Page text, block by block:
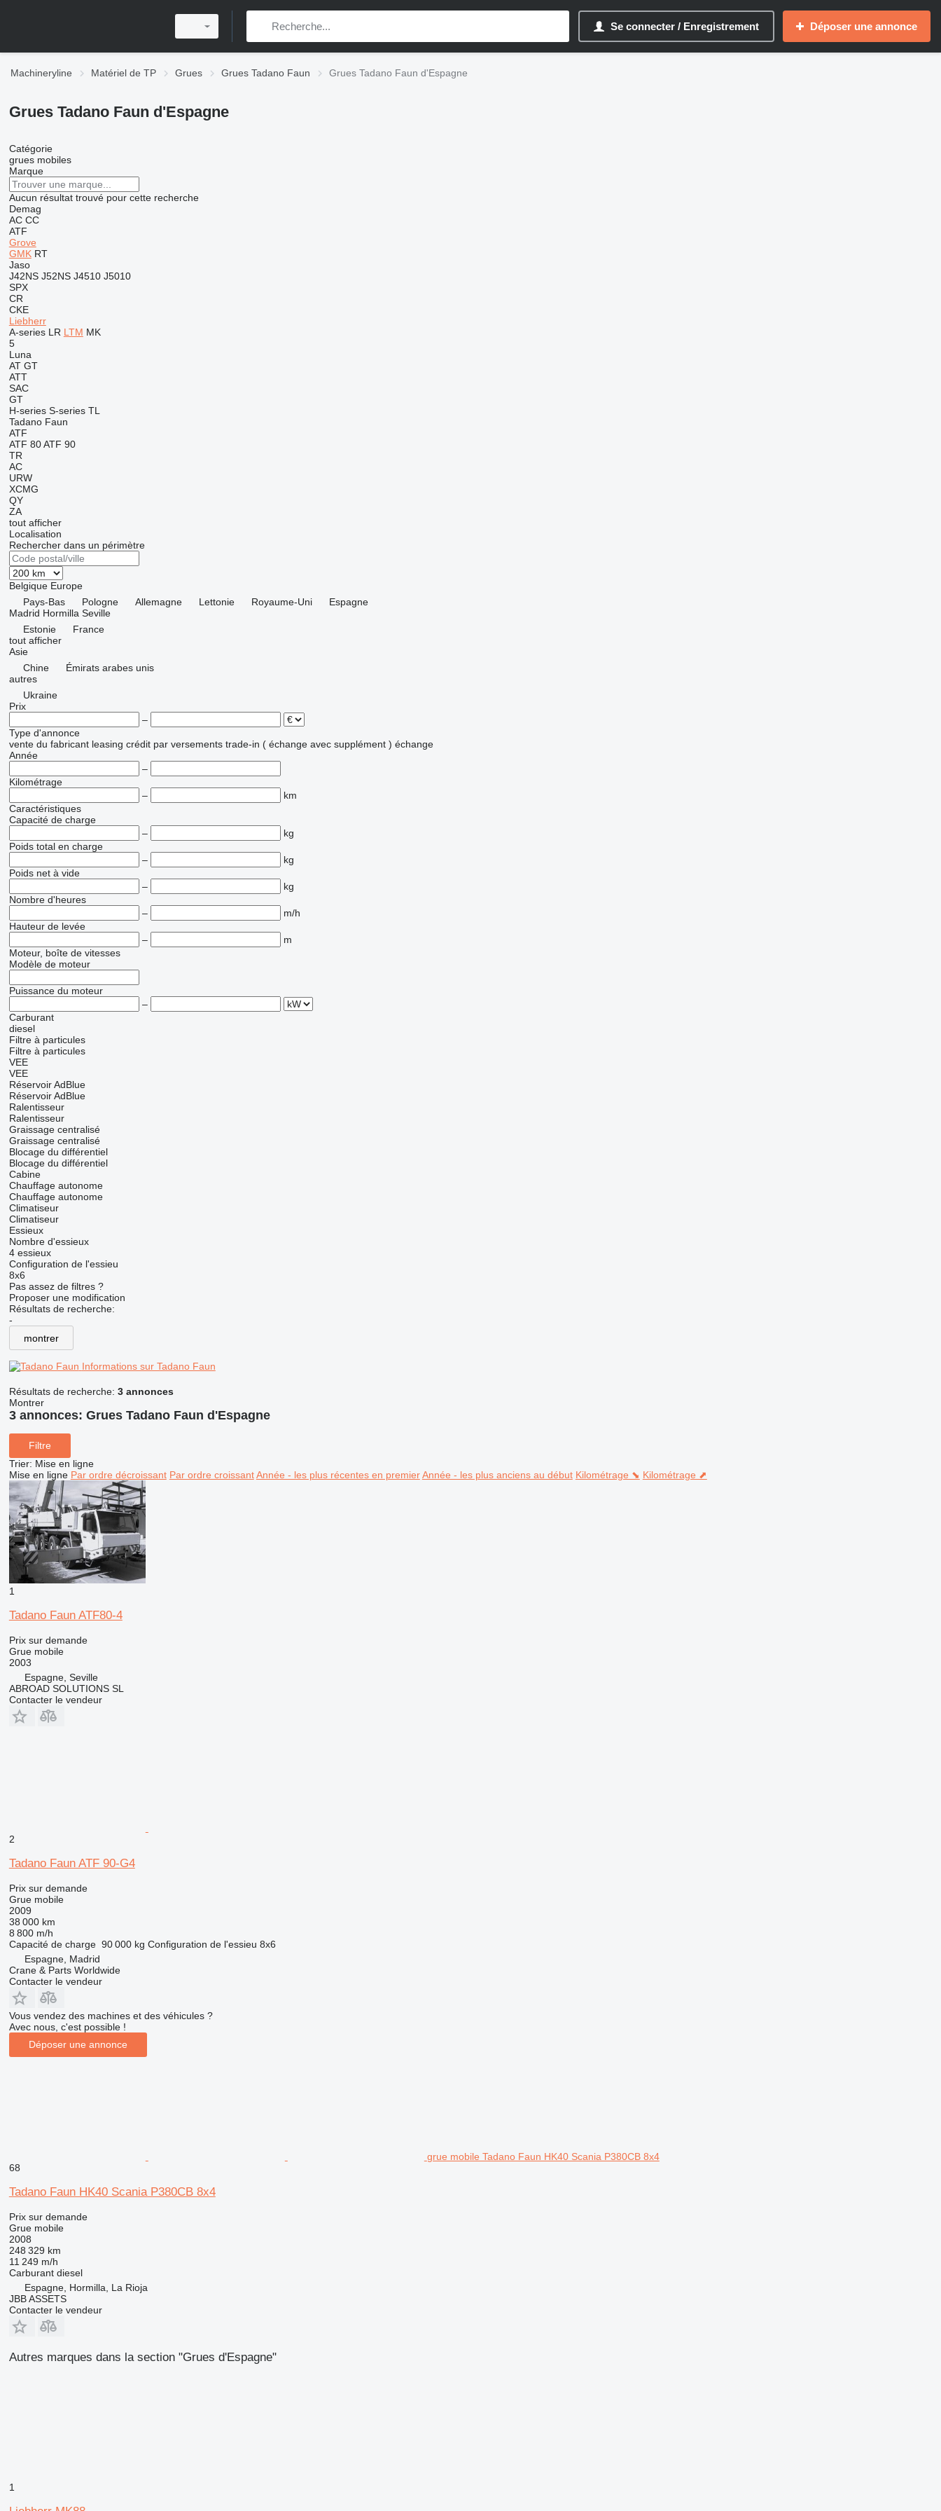
Se connecter / Enregistrement Déposer une annonce
Machineryline Matériel de TP Grues Grues Tadano Faun Grues Tadano Faun d'Espagne
Grues Tadano Faun d'Espagne
Catégorie
grues mobiles
Marque
Aucun résultat trouvé pour cette recherche
Demag
AC CC
ATF
Grove
GMK RT
Jaso
J42NS J52NS J4510 J5010
SPX
CR
CKE
Liebherr
A-series LR LTM MK
5
Luna
AT GT
ATT
SAC
GT
H-series S-series TL
Tadano Faun
ATF
ATF 80 ATF 90
TR
AC
URW
XCMG
QY
ZA
tout afficher
Localisation
Rechercher dans un périmètre
Belgique Europe
Pays-Bas
Pologne Allemagne Lettonie Royaume-Uni
Espagne
Madrid Hormilla Seville
Estonie
France
tout afficher
Asie
Chine
Émirats arabes unis
autres
Ukraine
Prix
–
Type d'annonce
vente du fabricant leasing crédit par versements trade-in ( échange avec supplément ) échange
Année
–
Kilométrage
–
km
Caractéristiques
Capacité de charge
–
kg
Poids total en charge
–
kg
Poids net à vide
–
kg
Nombre d'heures
–
m/h
Hauteur de levée
–
m
Moteur, boîte de vitesses
Modèle de moteur
Puissance du moteur
–
Carburant
diesel
Filtre à particules
Filtre à particules
VEE
VEE
Réservoir AdBlue
Réservoir AdBlue
Ralentisseur
Ralentisseur
Graissage centralisé
Graissage centralisé
Blocage du différentiel
Blocage du différentiel
Cabine
Chauffage autonome
Chauffage autonome
Climatiseur
Climatiseur
Essieux
Nombre d'essieux
4 essieux
Configuration de l'essieu
8x6
Pas assez de filtres ?
Proposer une modification
Résultats de recherche:
-
montrer
Informations sur Tadano Faun
Résultats de recherche: 3 annonces
Montrer
3 annonces: Grues Tadano Faun d'Espagne
Filtre
Trier: Mise en ligne
Mise en ligne Par ordre décroissant Par ordre croissant Année - les plus récentes en premier Année - les plus anciens au début Kilométrage ⬊ Kilométrage ⬈
1
Tadano Faun ATF80-4
Prix sur demande
Grue mobile
2003
Espagne, Seville
ABROAD SOLUTIONS SL
Contacter le vendeur
2
Tadano Faun ATF 90-G4
Prix sur demande
Grue mobile
2009
38 000 km
8 800 m/h
Capacité de charge 90 000 kg Configuration de l'essieu 8x6
Espagne, Madrid
Crane & Parts Worldwide
Contacter le vendeur
Vous vendez des machines et des véhicules ?
Avec nous, c'est possible !
Déposer une annonce
grue mobile Tadano Faun HK40 Scania P380CB 8x4
68
Tadano Faun HK40 Scania P380CB 8x4
Prix sur demande
Grue mobile
2008
248 329 km
11 249 m/h
Carburant diesel
Espagne, Hormilla, La Rioja
JBB ASSETS
Contacter le vendeur
Autres marques dans la section "Grues d'Espagne"
1